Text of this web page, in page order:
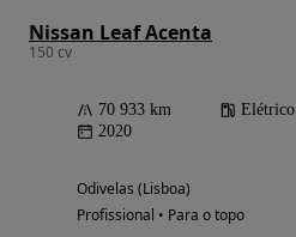
Nissan Leaf Acenta
150 cv
70 933 km Elétrico
2020
Odivelas (Lisboa)
Profissional • Para o topo